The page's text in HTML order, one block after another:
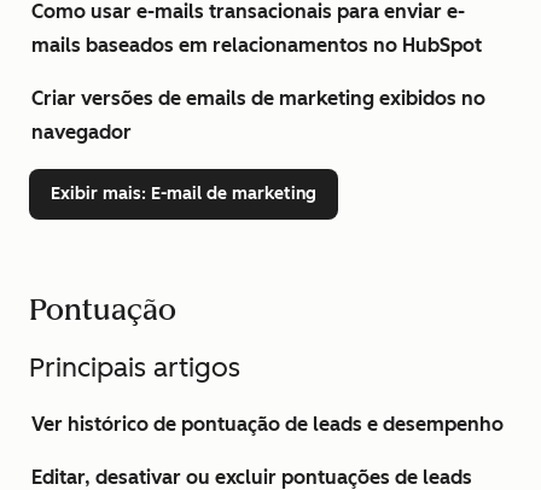
Como usar e-mails transacionais para enviar e-
mails baseados em relacionamentos no HubSpot
Criar versões de emails de marketing exibidos no
navegador
Exibir mais: E-mail de marketing
Pontuação
Principais artigos
Ver histórico de pontuação de leads e desempenho
Editar, desativar ou excluir pontuações de leads